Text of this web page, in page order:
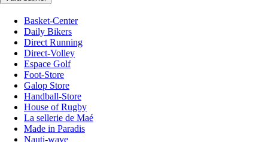
Basket-Center
Daily Bikers
Direct Running
Direct-Volley
Espace Golf
Foot-Store
Galop Store
Handball-Store
House of Rugby
La sellerie de Maé
Made in Paradis
Nauti-wave